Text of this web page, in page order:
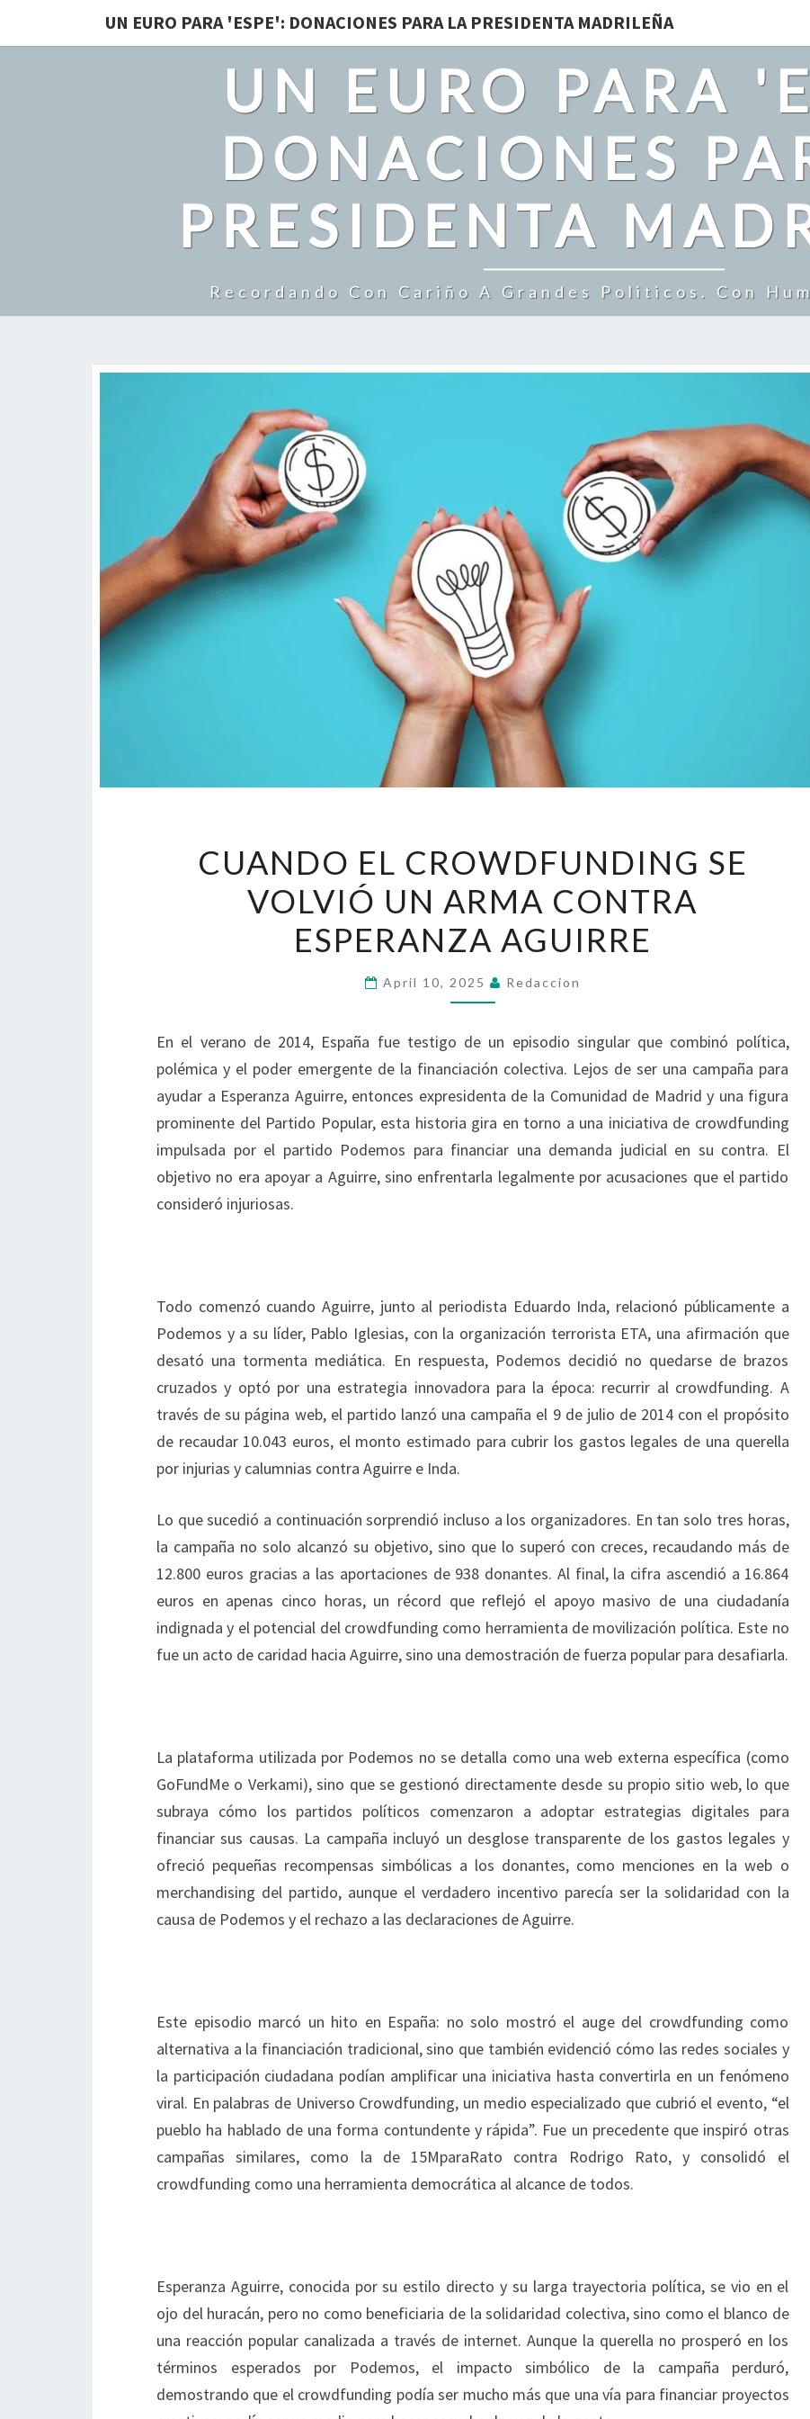
UN EURO PARA 'ESPE': DONACIONES PARA LA PRESIDENTA MADRILEÑA
UN EURO PARA
DONACIONES
PRESIDENTA
Recordando Con Cariño A Grandes Politicos. Con
EL
CROWDFUNDING
SE
VOLVIÓ
UN
ARMA
ESPERANZA
AGUIRRE
CUANDO EL CROWDFUNDING SE
VOLVIÓ UN ARMA CONTRA
ESPERANZA AGUIRRE
April 10, 2025 Redaccion
En el verano de 2014, España fue testigo de un episodio singular que combinó política,
polémica y el poder emergente de la financiación colectiva. Lejos de ser una campaña para
ayudar a Esperanza Aguirre, entonces expresidenta de la Comunidad de Madrid y una figura
prominente del Partido Popular, esta historia gira en torno a una iniciativa de crowdfunding
impulsada por el partido Podemos para financiar una demanda judicial en su contra. El
objetivo no era apoyar a Aguirre, sino enfrentarla legalmente por acusaciones que el partido
consideró injuriosas.
Todo comenzó cuando Aguirre, junto al periodista Eduardo Inda, relacionó públicamente a
Podemos y a su líder, Pablo Iglesias, con la organización terrorista ETA, una afirmación que
desató una tormenta mediática. En respuesta, Podemos decidió no quedarse de brazos
cruzados y optó por una estrategia innovadora para la época: recurrir al crowdfunding. A
través de su página web, el partido lanzó una campaña el 9 de julio de 2014 con el propósito
de recaudar 10.043 euros, el monto estimado para cubrir los gastos legales de una querella
por injurias y calumnias contra Aguirre e Inda.
Lo que sucedió a continuación sorprendió incluso a los organizadores. En tan solo tres horas,
la campaña no solo alcanzó su objetivo, sino que lo superó con creces, recaudando más de
12.800 euros gracias a las aportaciones de 938 donantes. Al final, la cifra ascendió a 16.864
euros en apenas cinco horas, un récord que reflejó el apoyo masivo de una ciudadanía
indignada y el potencial del crowdfunding como herramienta de movilización política. Este no
fue un acto de caridad hacia Aguirre, sino una demostración de fuerza popular para desafiarla.
La plataforma utilizada por Podemos no se detalla como una web externa específica (como
GoFundMe o Verkami), sino que se gestionó directamente desde su propio sitio web, lo que
subraya cómo los partidos políticos comenzaron a adoptar estrategias digitales para
financiar sus causas. La campaña incluyó un desglose transparente de los gastos legales y
ofreció pequeñas recompensas simbólicas a los donantes, como menciones en la web o
merchandising del partido, aunque el verdadero incentivo parecía ser la solidaridad con la
causa de Podemos y el rechazo a las declaraciones de Aguirre.
Este episodio marcó un hito en España: no solo mostró el auge del crowdfunding como
alternativa a la financiación tradicional, sino que también evidenció cómo las redes sociales y
la participación ciudadana podían amplificar una iniciativa hasta convertirla en un fenómeno
viral. En palabras de Universo Crowdfunding, un medio especializado que cubrió el evento, “el
pueblo ha hablado de una forma contundente y rápida”. Fue un precedente que inspiró otras
campañas similares, como la de 15MparaRato contra Rodrigo Rato, y consolidó el
crowdfunding como una herramienta democrática al alcance de todos.
Esperanza Aguirre, conocida por su estilo directo y su larga trayectoria política, se vio en el
ojo del huracán, pero no como beneficiaria de la solidaridad colectiva, sino como el blanco de
una reacción popular canalizada a través de internet. Aunque la querella no prosperó en los
términos esperados por Podemos, el impacto simbólico de la campaña perduró,
demostrando que el crowdfunding podía ser mucho más que una vía para financiar proyectos